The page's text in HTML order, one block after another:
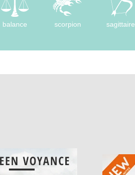
balance scorpion sagittaire